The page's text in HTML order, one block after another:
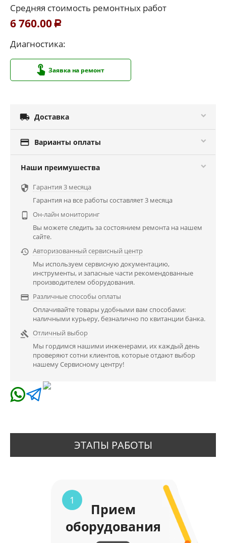
Средняя стоимость ремонтных работ
6 760.00 Р
Диагностика:
Заявка на ремонт
 Доставка
 Варианты оплаты
Наши преимушества
 Гарантия 3 месяца
Гарантия на все работы составляет 3 месяца

Он-лайн мониторинг
Вы можете следить за состоянием ремонта на нашем
сайте.
 Авторизованный сервисный центр
Мы используем сервисную документацию,
инструменты, и запасные части рекомендованные
производителем оборудования.
 Различные способы оплаты
Оплачивайте товары удобными вам способами:
наличными курьеру, безналично по квитанции банка.
 Отличный выбор
Мы гордимся нашими инженерами, их каждый день
проверяют сотни клиентов, которые отдают выбор
нашему Сервисному центру!
ЭТАПЫ РАБОТЫ
1
Прием
оборудования